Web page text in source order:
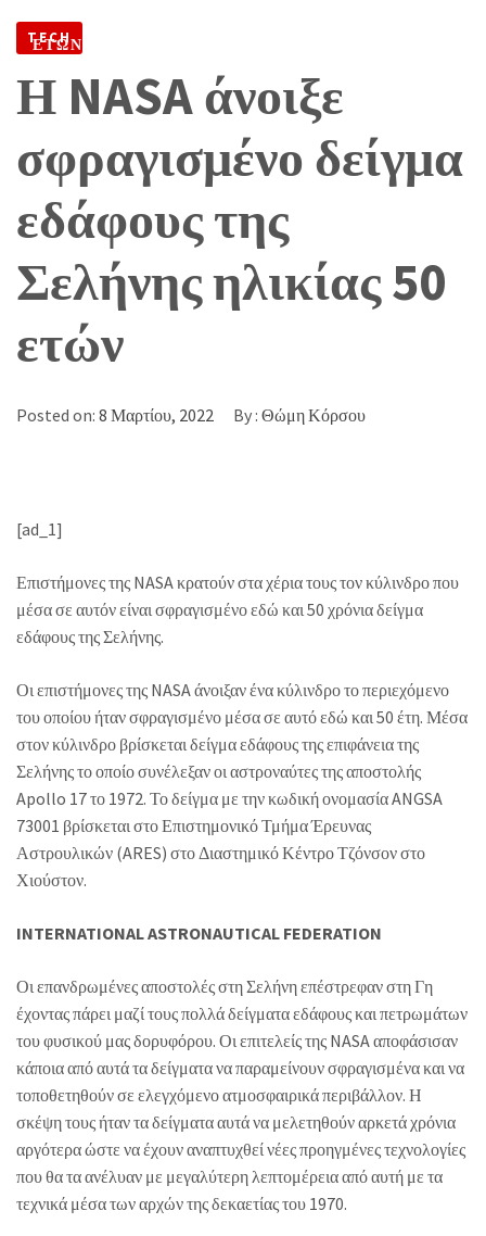
ΕΤΏΝ
TECH
Η NASA άνοιξε
σφραγισμένο δείγμα
εδάφους της
Σελήνης ηλικίας 50
ετών
Posted on: 8 Μαρτίου, 2022 By : Θώμη Κόρσου
[ad_1]
Επιστήμονες της NASA κρατούν στα χέρια τους τον κύλινδρο που
μέσα σε αυτόν είναι σφραγισμένο εδώ και 50 χρόνια δείγμα
εδάφους της Σελήνης.
Οι επιστήμονες της NASA άνοιξαν ένα κύλινδρο το περιεχόμενο
του οποίου ήταν σφραγισμένο μέσα σε αυτό εδώ και 50 έτη. Μέσα
στον κύλινδρο βρίσκεται δείγμα εδάφους της επιφάνεια της
Σελήνης το οποίο συνέλεξαν οι αστροναύτες της αποστολής
Apollo 17 το 1972. Το δείγμα με την κωδική ονομασία ANGSA
73001 βρίσκεται στο Επιστημονικό Τμήμα Έρευνας
Αστρουλικών (ARES) στο Διαστημικό Κέντρο Τζόνσον στο
Χιούστον.
INTERNATIONAL ASTRONAUTICAL FEDERATION
Οι επανδρωμένες αποστολές στη Σελήνη επέστρεφαν στη Γη
έχοντας πάρει μαζί τους πολλά δείγματα εδάφους και πετρωμάτων
του φυσικού μας δορυφόρου. Οι επιτελείς της NASA αποφάσισαν
κάποια από αυτά τα δείγματα να παραμείνουν σφραγισμένα και να
τοποθετηθούν σε ελεγχόμενο ατμοσφαιρικά περιβάλλον. Η
σκέψη τους ήταν τα δείγματα αυτά να μελετηθούν αρκετά χρόνια
αργότερα ώστε να έχουν αναπτυχθεί νέες προηγμένες τεχνολογίες
που θα τα ανέλυαν με μεγαλύτερη λεπτομέρεια από αυτή με τα
τεχνικά μέσα των αρχών της δεκαετίας του 1970.